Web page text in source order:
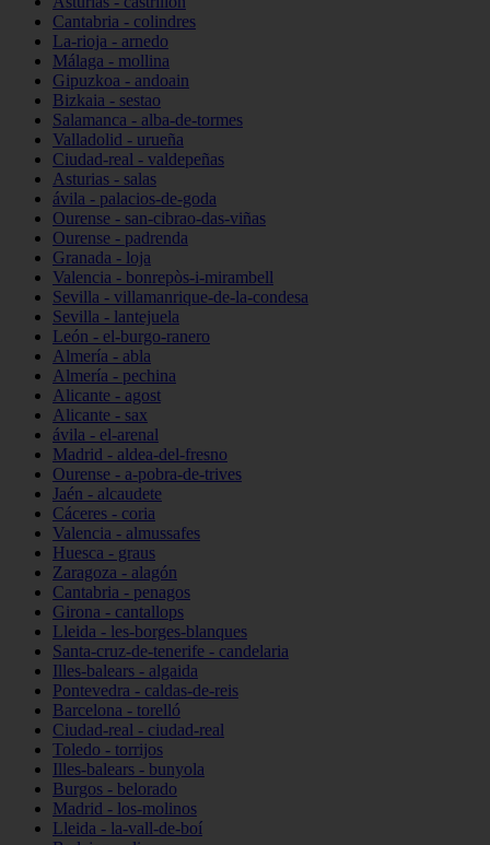
Cantabria - colindres
La-rioja - arnedo
Málaga - mollina
Gipuzkoa - andoain
Bizkaia - sestao
Salamanca - alba-de-tormes
Valladolid - urueña
Ciudad-real - valdepeñas
Asturias - salas
ávila - palacios-de-goda
Ourense - san-cibrao-das-viñas
Ourense - padrenda
Granada - loja
Valencia - bonrepòs-i-mirambell
Sevilla - villamanrique-de-la-condesa
Sevilla - lantejuela
León - el-burgo-ranero
Almería - abla
Almería - pechina
Alicante - agost
Alicante - sax
ávila - el-arenal
Madrid - aldea-del-fresno
Ourense - a-pobra-de-trives
Jaén - alcaudete
Cáceres - coria
Valencia - almussafes
Huesca - graus
Zaragoza - alagón
Cantabria - penagos
Girona - cantallops
Lleida - les-borges-blanques
Santa-cruz-de-tenerife - candelaria
Illes-balears - algaida
Pontevedra - caldas-de-reis
Barcelona - torelló
Ciudad-real - ciudad-real
Toledo - torrijos
Illes-balears - bunyola
Burgos - belorado
Madrid - los-molinos
Lleida - la-vall-de-boí